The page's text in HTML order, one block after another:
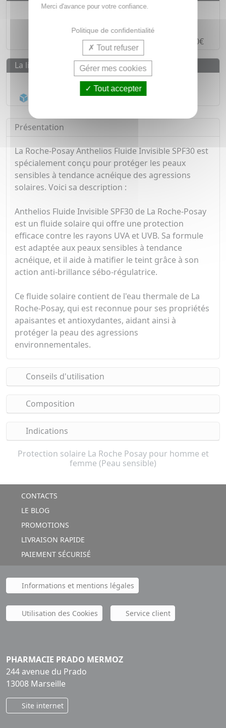
Des prixIMBATTABLES
Paiement en ligne SÉCURISÉ
Paiement en4 fois sans frais à partir de 30€
La livraison
Livraison gratuite dès55€
Acheminement Chronopost
Présentation
La Roche-Posay Anthelios Fluide Invisible SPF30 est
spécialement conçu pour protéger les peaux
sensibles à tendance acnéique des agressions
solaires. Voici sa description :
Anthelios Fluide Invisible SPF30 de La Roche-Posay
est un fluide solaire qui offre une protection
efficace contre les rayons UVA et UVB. Sa formule
est adaptée aux peaux sensibles à tendance
acnéique, et il aide à matifier le teint grâce à son
action anti-brillance sébo-régulatrice.
Ce fluide solaire contient de l'eau thermale de La
Roche-Posay, qui est reconnue pour ses propriétés
apaisantes et antioxydantes, aidant ainsi à
protéger la peau des agressions
environnementales.
Conseils d'utilisation
Composition
Indications
Protection solaire La Roche Posay pour homme et
femme (Peau sensible)
CONTACTS
LE BLOG
PROMOTIONS
LIVRAISON RAPIDE
PAIEMENT SÉCURISÉ
Informations et mentions légales
Utilisation des Cookies Service client
PHARMACIE PRADO MERMOZ
244 avenue du Prado
13008 Marseille
Site internet
Merci d'avance pour votre confiance.
Politique de confidentialité
Tout refuser
Gérer mes cookies
Tout accepter